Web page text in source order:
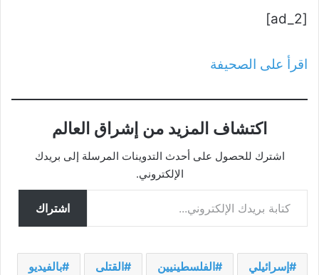
[ad_2]
اقرأ على الصحيفة
اكتشاف المزيد من إشراق العالم
اشترك للحصول على أحدث التدوينات المرسلة إلى بريدك
الإلكتروني.
كتابة بريدك الإلكتروني...
اشتراك
إسرائيلي الفلسطينيين القتلى بالفيديو